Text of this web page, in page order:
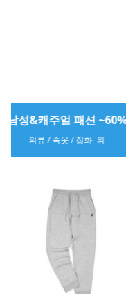
여름 휴가 준
캐리어 / 선글라스 /